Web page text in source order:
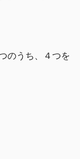
のうち、４つを